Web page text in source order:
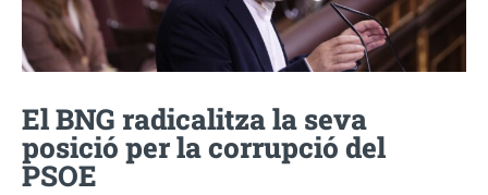
El BNG radicalitza la seva
posició per la corrupció del
PSOE